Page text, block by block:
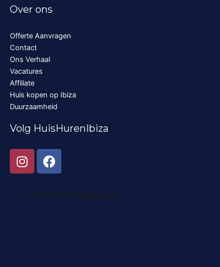
Over ons
Offerte Aanvragen
Contact
Ons Verhaal
Vacatures
Affiliate
Huis kopen op Ibiza
Duurzaamheid
Volg HuisHurenIbiza
I
n
t
F
a
e